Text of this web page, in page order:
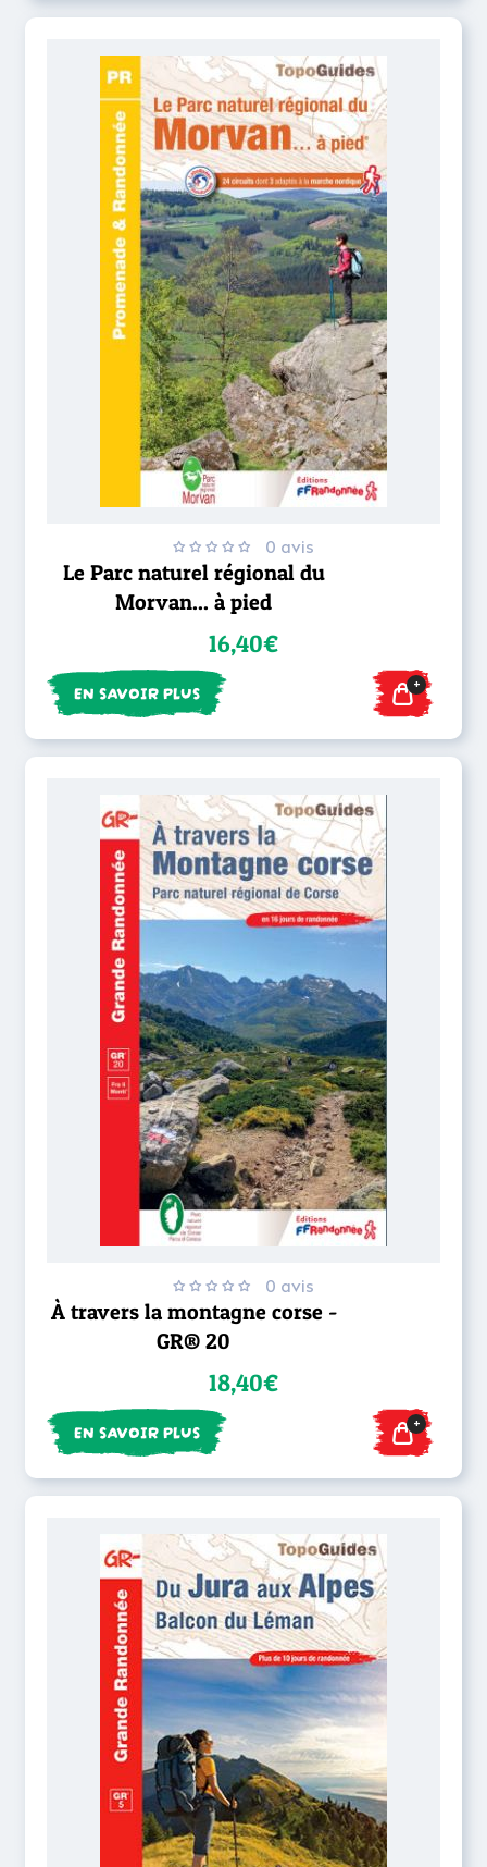
0 avis
Le Parc naturel régional du
Morvan... à pied
16,40€
EN SAVOIR PLUS +
0 avis
À travers la montagne corse -
GR® 20
18,40€
EN SAVOIR PLUS +